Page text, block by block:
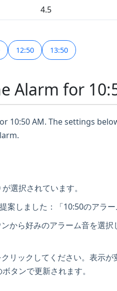
4.5
12:50 13:50
Alarm for
10:50 AM. The settings
選択されています。
案しました：「10:50のアラー
から好みのアラーム音を選
リックしてください。表示
タンで更新されます。